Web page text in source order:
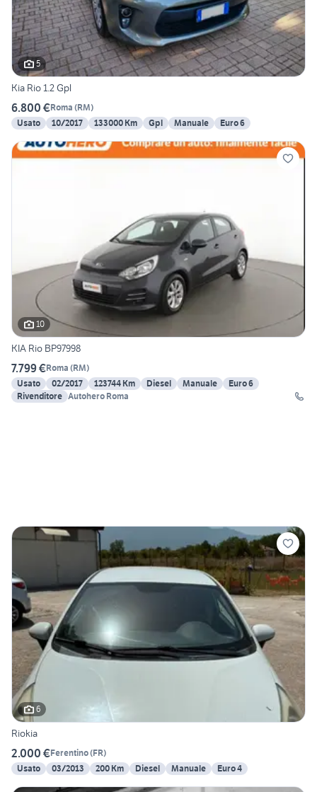
5
Kia Rio 1.2 Gpl
6.800 €Roma (RM)
Usato
10/2017 133000 Km Gpl Manuale Euro 6
10
KIA Rio BP97998
7.799 €Roma (RM)
Usato
02/2017 123744 Km Diesel Manuale
Euro 6
Rivenditore Autohero Roma
6
Riokia
2.000 €Ferentino(FR)
Usato
03/2013 200 Km Diesel Manuale Euro 4